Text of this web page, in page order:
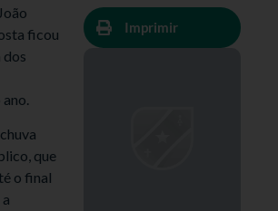
ficou
dos
que
o final
Imprimir